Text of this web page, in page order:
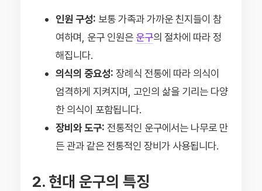
인원 구성: 보통 가족과 가까운 친지들이 참
여하며, 운구 인원은 운구의 절차에 따라 정
해집니다.
의식의 중요성: 장례식 전통에 따라 의식이
엄격하게 지켜지며, 고인의 삶을 기리는 다양
한 의식이 포함됩니다.
장비와 도구: 전통적인 운구에서는 나무로 만
든 관과 같은 전통적인 장비가 사용됩니다.
2. 현대 운구의 특징